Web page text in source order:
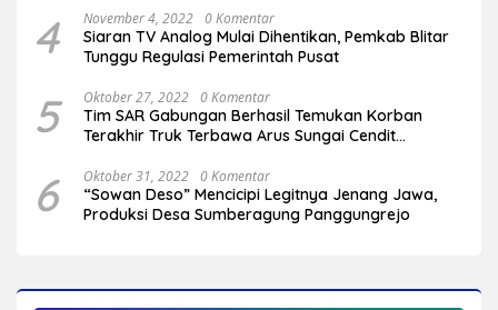
4 November 4, 2022 0 Komentar
Siaran TV Analog Mulai Dihentikan, Pemkab Blitar
Tunggu Regulasi Pemerintah Pusat
5 Oktober 27, 2022 0 Komentar
Tim SAR Gabungan Berhasil Temukan Korban
Terakhir Truk Terbawa Arus Sungai Cendit
6 Oktober 31, 2022 0 Komentar
“Sowan Deso” Mencicipi Legitnya Jenang Jawa,
Produksi Desa Sumberagung Panggungrejo